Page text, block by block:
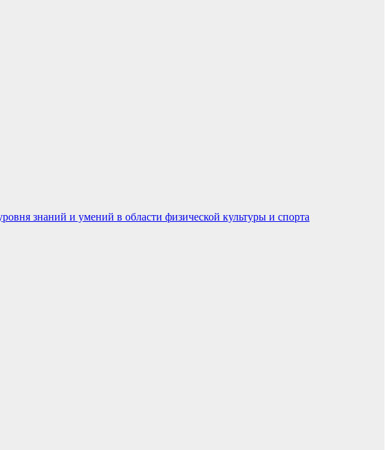
знаний и умений в области физической культуры и спорта